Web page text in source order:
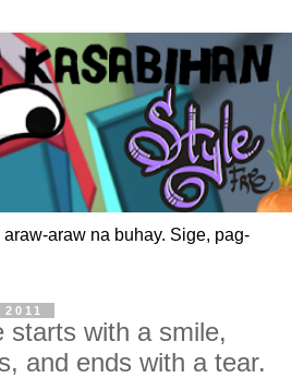
araw na buhay. Sige, pag-
starts with a smile,
and ends with a tear.